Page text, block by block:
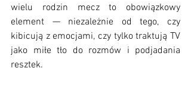
wielu rodzin mecz to obowiązkowy
element — niezależnie od tego, czy
kibicują z emocjami, czy tylko traktują TV
jako miłe tło do rozmów i podjadania
resztek.